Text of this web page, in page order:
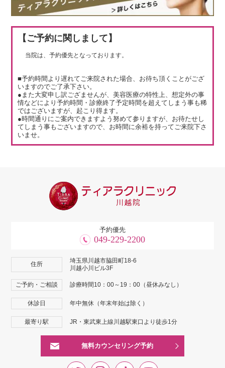
【ご予約に関しまして】
当院は、予約優先となっております。
■予約時間より遅れてご来院された場合、お待ち頂くことがござ
いますのでご了承下さい。
●また大変申し訳ござませんが、美容医療の特性上、想定外の事
情などにより予約時間・診療終了予定時間を超えてしまう事も稀
ではございますが、起こり得ます。
●時間通りにご案内できますよう努めて参りますが、お待たせし
てしまう事もございますので、お時間に余裕を持ってご来院下さ
いませ。
予約優先
049-229-2200
住所
埼玉県川越市脇田町18-6
川越小川ビル3F
ご予約・ご相談 診療時間10：00～19：00（昼休みなし）
休診日 年中無休（年末年始は除く）
最寄り駅 JR・東武東上線川越駅東口より徒歩1分
無料カウンセリング予約